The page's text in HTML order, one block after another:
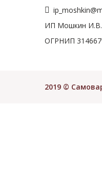
ИП Мошкин И.В.
ОГРНИП
2019 ©